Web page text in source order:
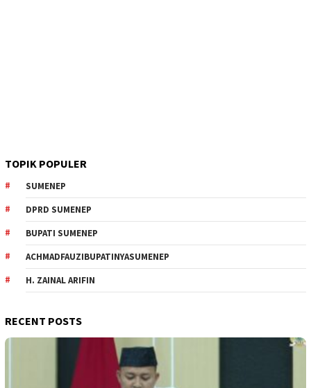
TOPIK POPULER
SUMENEP
DPRD SUMENEP
BUPATI SUMENEP
ACHMADFAUZIBUPATINYASUMENEP
H. ZAINAL ARIFIN
RECENT POSTS